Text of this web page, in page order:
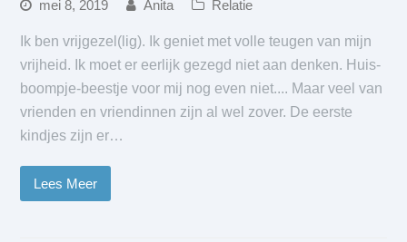
mei 8, 2019 Anita Relatie
Ik ben vrijgezel(lig). Ik geniet met volle teugen van mijn
vrijheid. Ik moet er eerlijk gezegd niet aan denken. Huis-
boompje-beestje voor mij nog even niet.... Maar veel van
vrienden en vriendinnen zijn al wel zover. De eerste
kindjes zijn er…
Lees Meer